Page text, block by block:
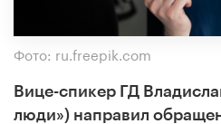
Фото: ru.freepik.com
Вице-спикер ГД
люди») направил